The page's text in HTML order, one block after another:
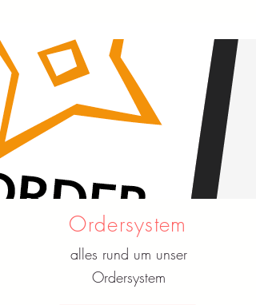
Ordersystem
alles rund um unser
Ordersystem